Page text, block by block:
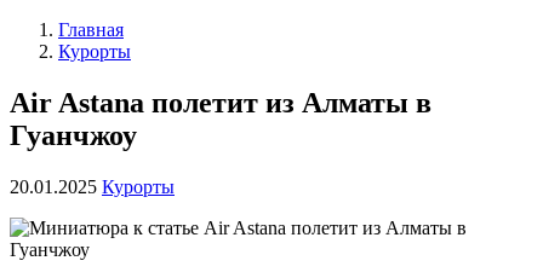
Главная
Курорты
Air Astana полетит из Алматы в
Гуанчжоу
20.01.2025 Курорты